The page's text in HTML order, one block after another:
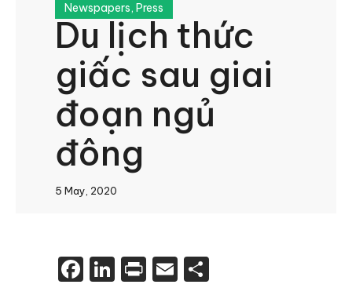
Newspapers, Press
Du lịch thức
giấc sau giai
đoạn ngủ
đông
5 May, 2020
Facebook
LinkedIn
PrintEmail